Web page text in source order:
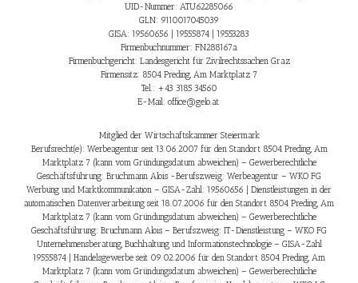
UID-Nummer: ATU62285066
GLN: 9110017045039
GISA: 19560656 | 19555874 | 19553283
Firmenbuchnummer: FN288167a
Firmenbuchgericht: Landesgericht für Zivilrechtssachen Graz
Firmensitz: 8504 Preding, Am Marktplatz 7
Tel.: +43 3185 34560
E-Mail: office@gelo.at
Mitglied der Wirtschaftskammer Steiermark
Berufsrecht(e): Werbeagenturseit 13.06.2007 für den Standort 8504 Preding, Am
Marktplatz 7 (kann vom Gründungsdatum abweichen) – Gewerberechtliche
Geschäftsführung: Bruchmann Alois -Berufszweig: Werbeagentur – WKO FG
Werbung und Marktkommunikation – GISA-Zahl: 19560656 | Dienstleistungen in der
automatischen Datenverarbeitung seit 18.07.2006 für den Standort 8504 Preding, Am
Marktplatz 7 (kann vom Gründungsdatum abweichen) – Gewerberechtliche
Geschäftsführung: Bruchmann Alois – Berufszweig: IT-Dienstleistung – WKO FG
Unternehmensberatung, Buchhaltung und Informationstechnologie – GISA-Zahl
19555874 | Handelsgewerbe seit 09.02.2006 für den Standort 8504 Preding, Am
Marktplatz 7 (kann vom Gründungsdatum abweichen) – Gewerberechtliche